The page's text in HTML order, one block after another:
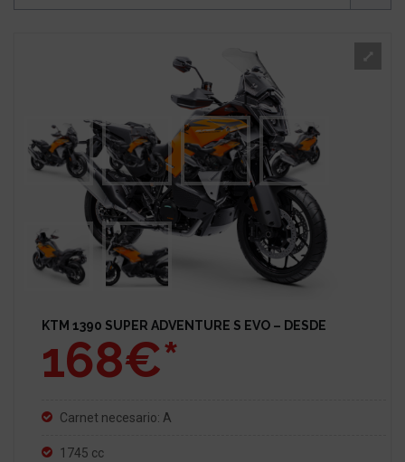
KTM 1390 SUPER ADVENTURE S EVO – DESDE
168€*
Carnet necesario: A
1745 cc